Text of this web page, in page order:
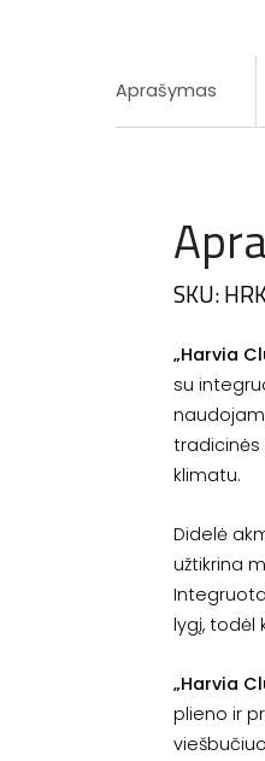
Aprašymas
SKU:
„Harvia
su
tradicinės
klimatu.
Didelė
užtikrina
lygį, todėl
„Harvia
plieno ir